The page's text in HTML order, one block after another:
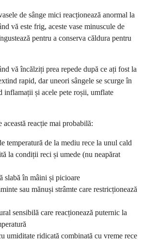
de sânge mici reacționează anormal la
vă este frig, aceste vase minuscule de
pentru a conserva căldura pentru
vă încălziți prea repede după ce ați fost la
rapid, dar uneori sângele se scurge în
inflamații și acele pete roșii, umflate
reacție mai probabilă:
temperatură de la mediu rece la unul cald
la condiții reci și umede (nu neapărat
slabă în mâini și picioare
sau mănuși strâmte care restricționează
sensibilă care reacționează puternic la
umiditate ridicată combinată cu vreme rece